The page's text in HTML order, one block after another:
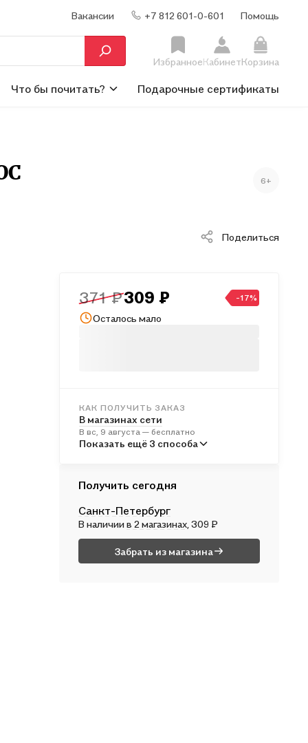
Вакансии +7 812 601-0-601 Помощь
ИзбранноеКабинетКорзина
Что бы почитать? Подарочные сертификаты
6+
Поделиться
371 ₽309 ₽ -17%
Осталось мало
КАК ПОЛУЧИТЬ ЗАКАЗ
В магазинах сети
В вс, 9 августа — бесплатно
В пунктах выдачи
В пн, 10 августа — от 312 ₽
Почтой России
Во вт, 11 августа — от 498 ₽
Показать ещё 3 способа
Получить сегодня
Санкт-Петербург
В наличиив 2 магазинах , 309 ₽
Забрать из магазина